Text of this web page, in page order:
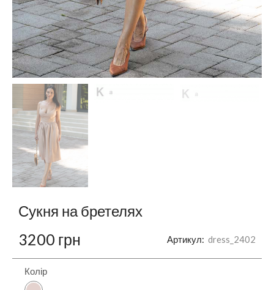
Сукня на бретелях
3200 грн Артикул: dress_2402
Колір